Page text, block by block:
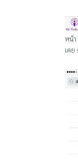
หน้า
เคย